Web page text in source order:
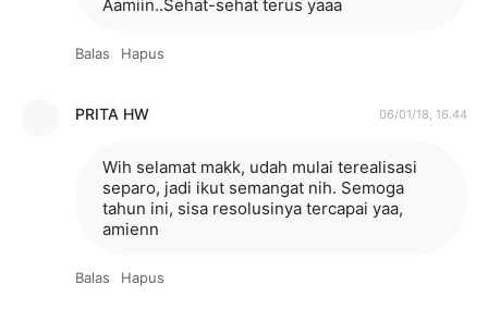
Aamiin..Sehat-sehat terus yaaa
Balas Hapus
PRITA HW 06/01/18, 16.44
Wih selamat makk, udah mulai terealisasi
separo, jadi ikut semangat nih. Semoga
tahun ini, sisa resolusinya tercapai yaa,
amienn
Balas Hapus